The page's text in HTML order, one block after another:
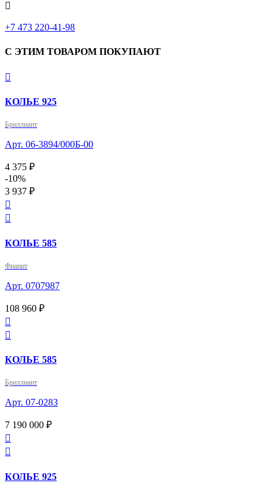

+7 473 220-41-98
С ЭТИМ ТОВАРОМ ПОКУПАЮТ

КОЛЬЕ 925
Бриллиант
Арт. 06-3894/000Б-00
4 375 ₽
-10%
3 937 ₽


КОЛЬЕ 585
Фианит
Арт. 0707987
108 960 ₽


КОЛЬЕ 585
Бриллиант
Арт. 07-0283
7 190 000 ₽


КОЛЬЕ 925